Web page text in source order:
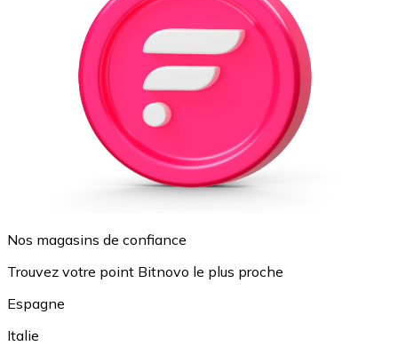
Nos magasins de confiance
Trouvez votre point Bitnovo le plus proche
Espagne
Italie